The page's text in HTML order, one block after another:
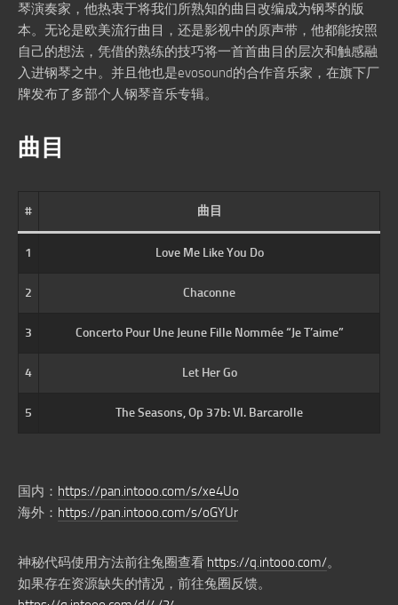
琴演奏家，他热衷于将我们所熟知的曲目改编成为钢琴的版
本。无论是欧美流行曲目，还是影视中的原声带，他都能按照
自己的想法，凭借的熟练的技巧将一首首曲目的层次和触感融
入进钢琴之中。并且他也是evosound的合作音乐家，在旗下厂
牌发布了多部个人钢琴音乐专辑。
曲目
# 曲目
1 Love Me Like You Do
2 Chaconne
3 Concerto Pour Une Jeune Fille Nommée “Je T’aime”
4 Let Her Go
5 The Seasons, Op 37b: VI. Barcarolle
国内： https://pan.intooo.com/s/xe4Uo
海外： https://pan.intooo.com/s/oGYUr
神秘代码使用方法前往兔圈查看 https://q.intooo.com/。
如果存在资源缺失的情况，前往兔圈反馈。